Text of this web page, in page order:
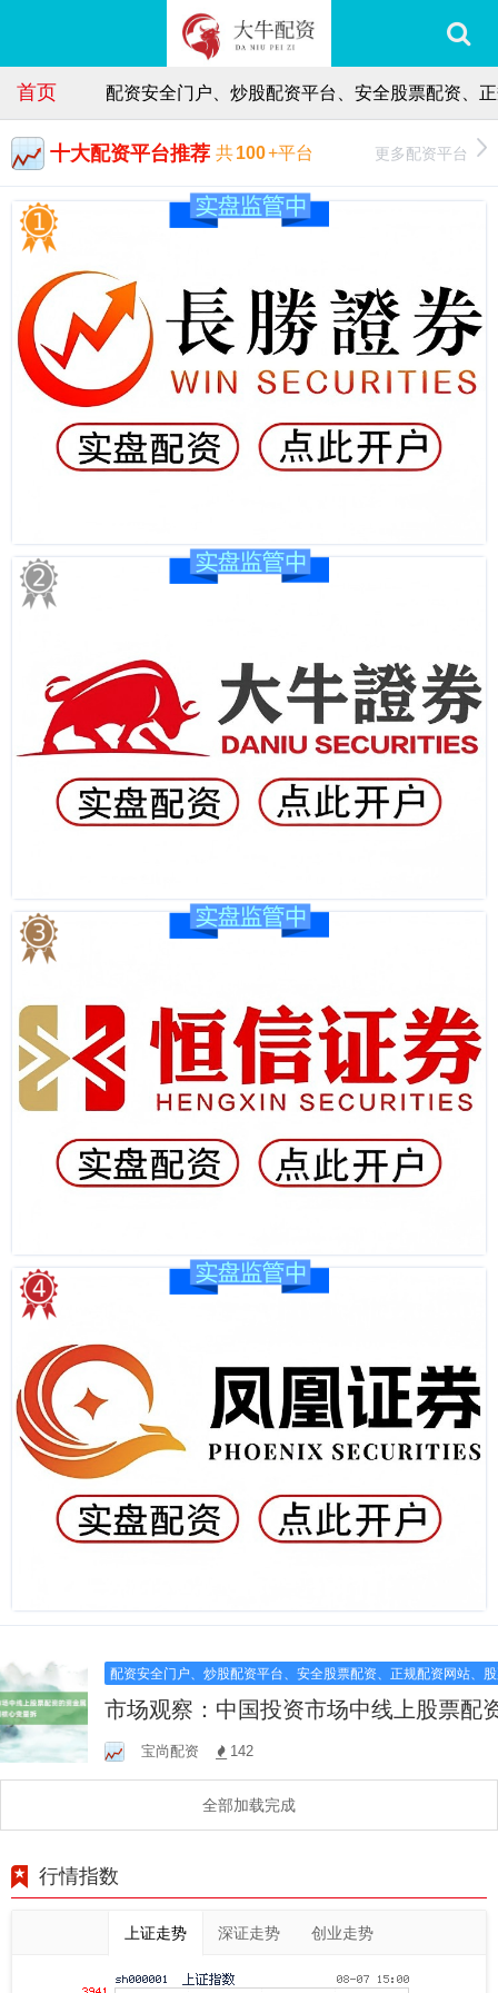
首页 配资安全门户、炒股配资平台、安全股票配资、
十大配资平台推荐 共100+平台 更多配资平台
配资安全门户、炒股配资平台、安全股票配资、正规配资网站、
市场观察：中国投资市场中线上股票配
金属性识别核心变量拆
宝尚配资 142
全部加载完成
行情指数
上证走势 深证走势 创业走势